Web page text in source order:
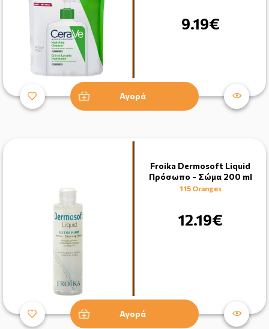
9.19€
Αγορά
Froika Dermosoft Liquid
Πρόσωπο - Σώμα 200 ml
115 Oranges
12.19€
Αγορά